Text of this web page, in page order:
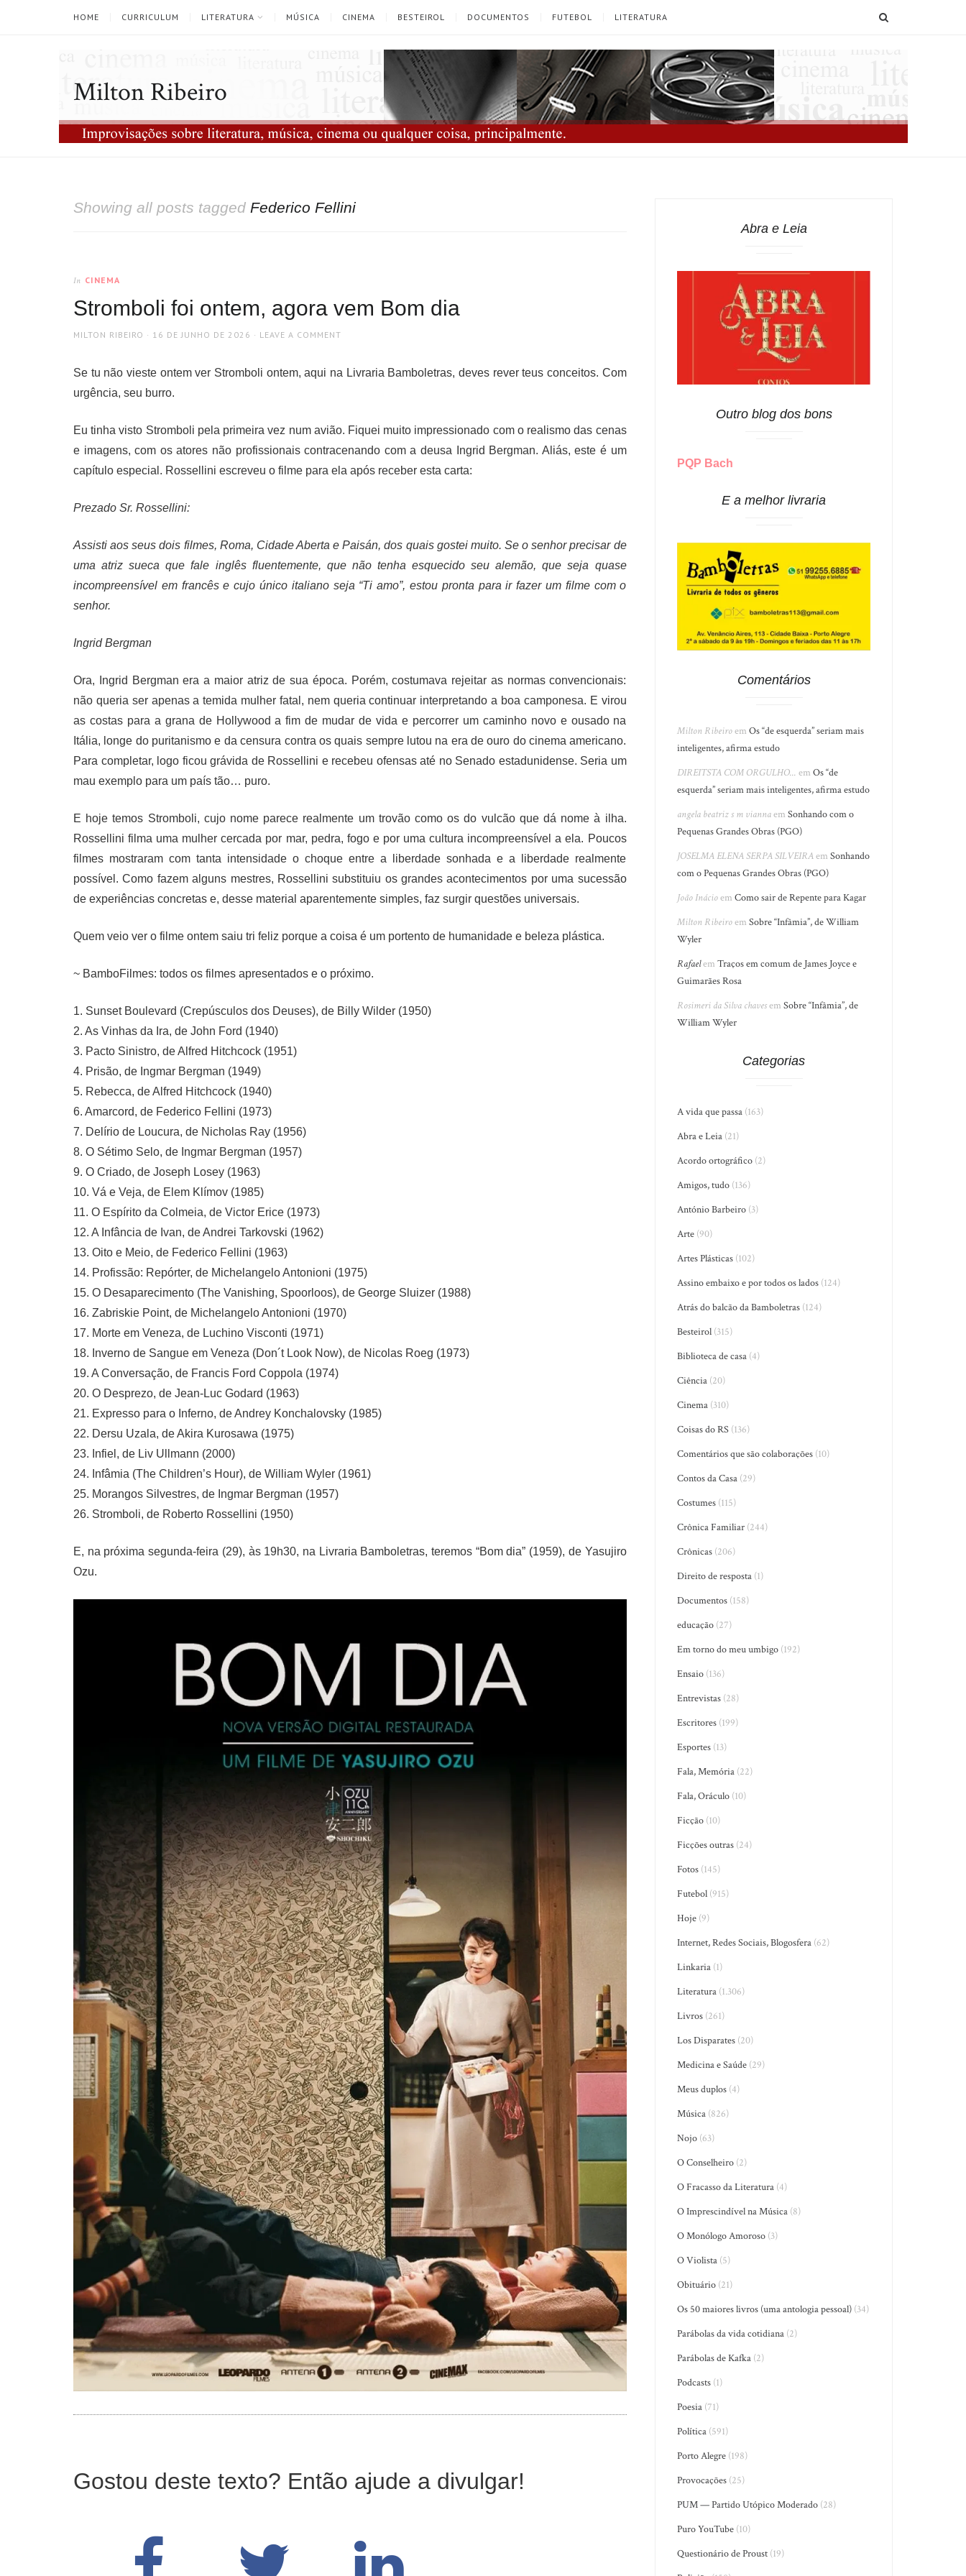
HOME CURRICULUM LITERATURA MÚSICA CINEMA BESTEIROL DOCUMENTOS FUTEBOL LITERATURA
Milton Ribeiro
Showing all posts tagged Federico Fellini
In CINEMA
Stromboli foi ontem, agora vem Bom dia
AUTHOR
MILTON RIBEIRO
POSTED
16 DE JUNHO DE 2026 LEAVE A COMMENT
Se tu não vieste ontem ver Stromboli ontem, aqui na Livraria Bamboletras, deves rever teus conceitos. Com
urgência, seu burro.
Eu tinha visto Stromboli pela primeira vez num avião. Fiquei muito impressionado com o realismo das cenas
e imagens, com os atores não profissionais contracenando com a deusa Ingrid Bergman. Aliás, este é um
capítulo especial. Rossellini escreveu o filme para ela após receber esta carta:
Prezado Sr. Rossellini:
Assisti aos seus dois filmes, Roma, Cidade Aberta e Paisán, dos quais gostei muito. Se o senhor precisar de
uma atriz sueca que fale inglês fluentemente, que não tenha esquecido seu alemão, que seja quase
incompreensível em francês e cujo único italiano seja “Ti amo”, estou pronta para ir fazer um filme com o
senhor.
Ingrid Bergman
Ora, Ingrid Bergman era a maior atriz de sua época. Porém, costumava rejeitar as normas convencionais:
não queria ser apenas a temida mulher fatal, nem queria continuar interpretando a boa camponesa. E virou
as costas para a grana de Hollywood a fim de mudar de vida e percorrer um caminho novo e ousado na
Itália, longe do puritanismo e da censura contra os quais sempre lutou na era de ouro do cinema americano.
Para completar, logo ficou grávida de Rossellini e recebeu ofensas até no Senado estadunidense. Seria um
mau exemplo para um país tão… puro.
E hoje temos Stromboli, cujo nome parece realmente um trovão como os do vulcão que dá nome à ilha.
Rossellini filma uma mulher cercada por mar, pedra, fogo e por uma cultura incompreensível a ela. Poucos
filmes mostraram com tanta intensidade o choque entre a liberdade sonhada e a liberdade realmente
possível. Como fazem alguns mestres, Rossellini substituiu os grandes acontecimentos por uma sucessão
de experiências concretas e, desse material aparentemente simples, faz surgir questões universais.
Quem veio ver o filme ontem saiu tri feliz porque a coisa é um portento de humanidade e beleza plástica.
~ BamboFilmes: todos os filmes apresentados e o próximo.
1. Sunset Boulevard (Crepúsculos dos Deuses), de Billy Wilder (1950)
2. As Vinhas da Ira, de John Ford (1940)
3. Pacto Sinistro, de Alfred Hitchcock (1951)
4. Prisão, de Ingmar Bergman (1949)
5. Rebecca, de Alfred Hitchcock (1940)
6. Amarcord, de Federico Fellini (1973)
7. Delírio de Loucura, de Nicholas Ray (1956)
8. O Sétimo Selo, de Ingmar Bergman (1957)
9. O Criado, de Joseph Losey (1963)
10. Vá e Veja, de Elem Klímov (1985)
11. O Espírito da Colmeia, de Victor Erice (1973)
12. A Infância de Ivan, de Andrei Tarkovski (1962)
13. Oito e Meio, de Federico Fellini (1963)
14. Profissão: Repórter, de Michelangelo Antonioni (1975)
15. O Desaparecimento (The Vanishing, Spoorloos), de George Sluizer (1988)
16. Zabriskie Point, de Michelangelo Antonioni (1970)
17. Morte em Veneza, de Luchino Visconti (1971)
18. Inverno de Sangue em Veneza (Don´t Look Now), de Nicolas Roeg (1973)
19. A Conversação, de Francis Ford Coppola (1974)
20. O Desprezo, de Jean-Luc Godard (1963)
21. Expresso para o Inferno, de Andrey Konchalovsky (1985)
22. Dersu Uzala, de Akira Kurosawa (1975)
23. Infiel, de Liv Ullmann (2000)
24. Infâmia (The Children’s Hour), de William Wyler (1961)
25. Morangos Silvestres, de Ingmar Bergman (1957)
26. Stromboli, de Roberto Rossellini (1950)
E, na próxima segunda-feira (29), às 19h30, na Livraria Bamboletras, teremos “Bom dia” (1959), de Yasujiro
Ozu.
Gostou deste texto? Então ajude a divulgar!
Abra e Leia
Outro blog dos bons
PQP Bach
E a melhor livraria
Comentários
Milton RibeiroemOs “de esquerda” seriam mais
inteligentes, afirma estudo
DIREITSTA COM ORGULHO... emOs “de
esquerda” seriam mais inteligentes, afirma estudo
angela beatriz s m viannaemSonhando com o
Pequenas Grandes Obras (PGO)
JOSELMA ELENA SERPA SILVEIRAemSonhando
com o Pequenas Grandes Obras (PGO)
João InácioemComo sair de Repente para Kagar
Milton RibeiroemSobre “Infâmia”, de William
Wyler
RafaelemTraços em comum de James Joyce e
Guimarães Rosa
Rosimeri da Silva chavesemSobre “Infâmia”, de
William Wyler
Categorias
A vida que passa (163)
Abra e Leia (21)
Acordo ortográfico (2)
Amigos, tudo (136)
António Barbeiro (3)
Arte (90)
Artes Plásticas (102)
Assino embaixo e por todos os lados (124)
Atrás do balcão da Bamboletras (124)
Besteirol (315)
Biblioteca de casa (4)
Ciência (20)
Cinema (310)
Coisas do RS (136)
Comentários que são colaborações (10)
Contos da Casa (29)
Costumes (115)
Crônica Familiar (244)
Crônicas (206)
Direito de resposta (1)
Documentos (158)
educação (27)
Em torno do meu umbigo (192)
Ensaio (136)
Entrevistas (28)
Escritores (199)
Esportes (13)
Fala, Memória (22)
Fala, Oráculo (10)
Ficção (10)
Ficções outras (24)
Fotos (145)
Futebol (915)
Hoje (9)
Internet, Redes Sociais, Blogosfera (62)
Linkaria (1)
Literatura (1.306)
Livros (261)
Los Disparates (20)
Medicina e Saúde (29)
Meus duplos (4)
Música (826)
Nojo (63)
O Conselheiro (2)
O Fracasso da Literatura (4)
O Imprescindível na Música (8)
O Monólogo Amoroso (3)
O Violista (5)
Obituário (21)
Os 50 maiores livros (uma antologia pessoal) (34)
Parábolas da vida cotidiana (2)
Parábolas de Kafka (2)
Podcasts (1)
Poesia (71)
Política (591)
Porto Alegre (198)
Provocações (25)
PUM — Partido Utópico Moderado (28)
Puro YouTube (10)
Questionário de Proust (19)